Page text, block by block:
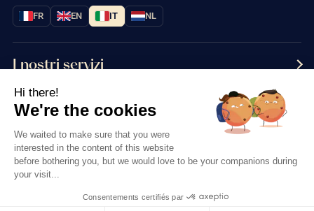
FR EN IT NL
I nostri servizi
Informazioni
Contattaci
Thés & Traditions © 2026
Hi there!
We're the cookies
We waited to make sure that you were
interested in the content of this website
before bothering you, but we would love to be your companions during
your visit...
Consentements certifiés par